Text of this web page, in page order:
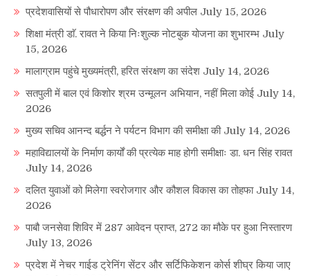
प्रदेशवासियों से पौधारोपण और संरक्षण की अपील July 15, 2026
शिक्षा मंत्री डाॅ. रावत ने किया निःशुल्क नोटबुक योजना का शुभारम्भ July
15, 2026
मालाग्राम पहुंचे मुख्यमंत्री, हरित संरक्षण का संदेश July 14, 2026
सतपुली में बाल एवं किशोर श्रम उन्मूलन अभियान, नहीं मिला कोई July 14,
2026
मुख्य सचिव आनन्द बर्द्धन ने पर्यटन विभाग की समीक्षा की July 14, 2026
महाविद्यालयों के निर्माण कार्यों की प्रत्येक माह होगी समीक्षाः डा. धन सिंह रावत
July 14, 2026
दलित युवाओं को मिलेगा स्वरोजगार और कौशल विकास का तोहफा July 14,
2026
पाबौ जनसेवा शिविर में 287 आवेदन प्राप्त, 272 का मौके पर हुआ निस्तारण
July 13, 2026
प्रदेश में नेचर गाईड ट्रेनिंग सेंटर और सर्टिफिकेशन कोर्स शीघ्र किया जाए